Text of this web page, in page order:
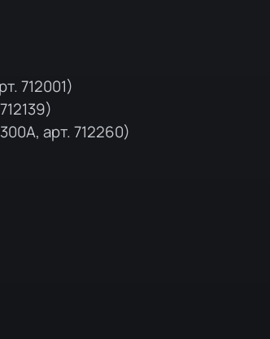
712001)
арт. 712260)